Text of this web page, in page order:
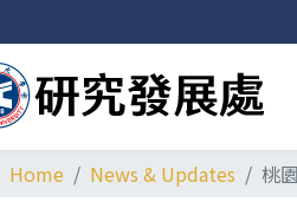
Home News & Updates 桃